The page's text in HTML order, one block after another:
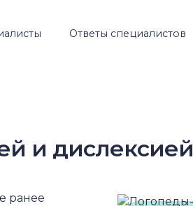
Ответы специалистов
и дислексией
ранее